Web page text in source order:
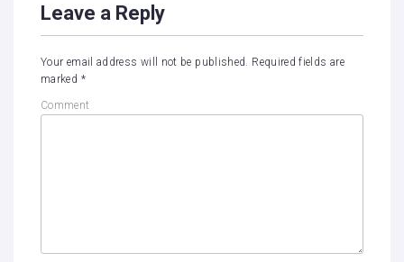
Leave a Reply
Your email address will not be published. Required fields are
marked *
Comment